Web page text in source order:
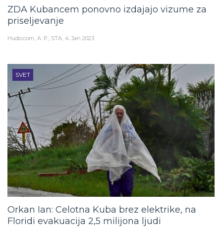
ZDA Kubancem ponovno izdajajo vizume za
priseljevanje
Hudo.com A. P., STA 4. Jan 2023
SVET
Orkan Ian: Celotna Kuba brez elektrike, na
Floridi evakuacija 2,5 milijona ljudi